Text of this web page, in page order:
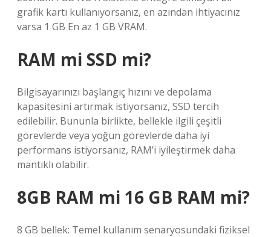
grafik kartı kullanıyorsanız, en azından ihtiyacınız
varsa 1 GB En az 1 GB VRAM.
RAM mi SSD mi?
Bilgisayarınızı başlangıç ​​hızını ve depolama
kapasitesini artırmak istiyorsanız, SSD tercih
edilebilir. Bununla birlikte, bellekle ilgili çeşitli
görevlerde veya yoğun görevlerde daha iyi
performans istiyorsanız, RAM’i iyileştirmek daha
mantıklı olabilir.
8GB RAM mi 16 GB RAM mi?
8 GB bellek: Temel kullanım senaryosundaki fiziksel